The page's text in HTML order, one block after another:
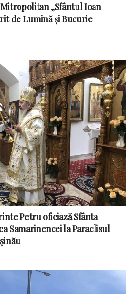
„Sfântul Ioan
de Lumină și Bucurie
Petru oficiază Sfânta
Samarinencei la Paraclisul